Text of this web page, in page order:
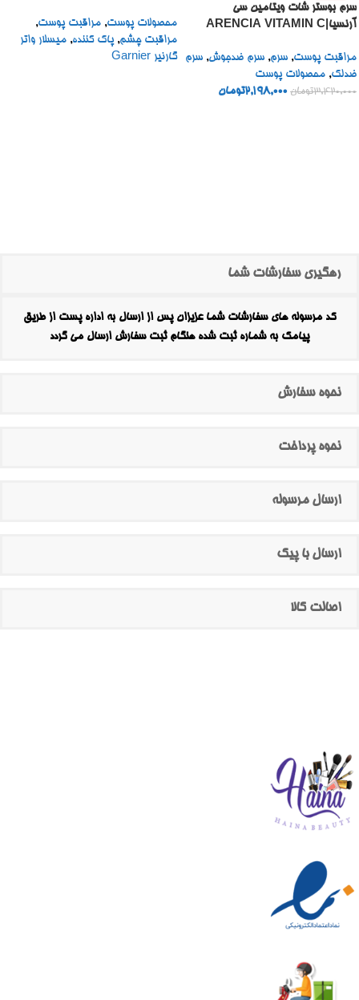
سرم بوستر شات ویتامین سی
آرنسیا|ARENCIA VITAMIN C
مراقبت پوست, سرم, سرم ضدجوش, سرم
ضدلک, محصولات پوست
3,420,000تومان 2,198,000تومان
محصولات پوست, مراقبت پوست,
مراقبت چشم, پاک کننده, میسلار واتر
گارنیر Garnier
رهگیری سفارشات شما
کد مرسوله های سفارشات شما عزیزان پس از ارسال به اداره پست از طریق
پیامک به شماره ثبت شده هنگام ثبت سفارش ارسال می گردد
نحوه سفارش
نحوه پرداخت
ارسال مرسوله
ارسال با پیک
اصالت کالا